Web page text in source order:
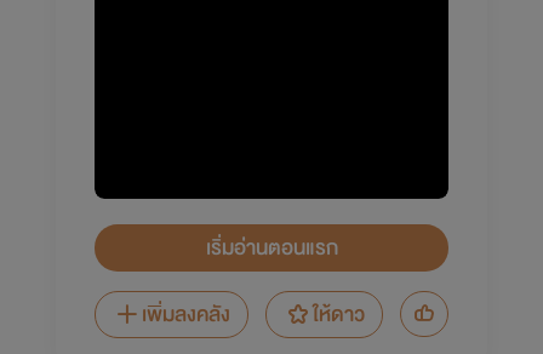
เริ่มอ่านตอนแรก
เพิ่มลงคลัง
ให้ดาว